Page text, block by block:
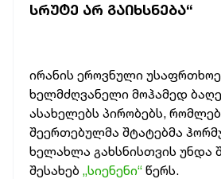
ᲡᲠᲣᲢᲔ ᲐᲠ ᲒᲐᲘᲮᲡᲜᲔᲑᲐ“
ირანის ეროვნული
ხელმძღვანელი მოჰამედ
ასახელებს პირობებს,
შეერთებულმა შტატებმა
ხელახლა გახსნისთვის უნდა
შესახებ „სიენენი“ წერს.